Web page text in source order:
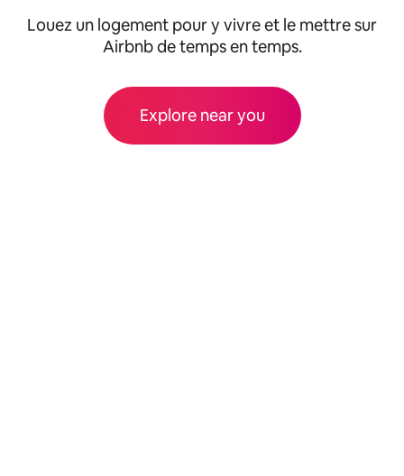
Louez un logement pour y vivre et le mettre sur
Airbnb de temps en temps.
Explore near you